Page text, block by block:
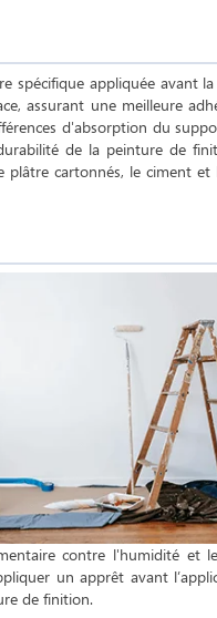
spécifique appliquée avant
assurant une meilleure
d'absorption du
de la peinture de
plâtre cartonnés, le ciment et
contre l'humidité et
un apprêt avant
de finition.